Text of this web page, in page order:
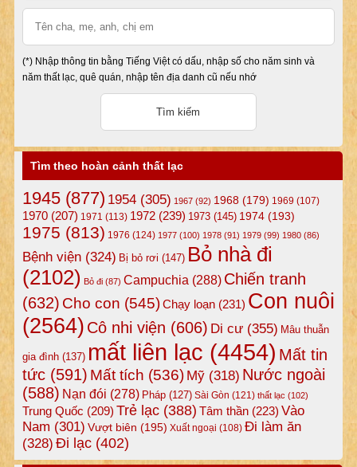
(*) Nhập thông tin bằng Tiếng Việt có dấu, nhập số cho năm sinh và
năm thất lạc, quê quán, nhập tên địa danh cũ nếu nhớ
Tìm theo hoàn cảnh thất lạc
1945(877) 1954(305) 1967(92) 1968(179) 1969 (107)
1970(207) 1971 (113) 1972(239) 1973(145) 1974(193)
1975 (813) 1976 (124) 1977(100) 1978(91) 1979(99) 1980(86)
Bệnh viện(324) Bị bỏ rơi (147) Bỏ nhà đi
(2102) Bỏ đi(87) Campuchia (288) Chiến tranh
(632) Cho con (545)Chạy loạn(231) Con nuôi
(2564) Cô nhi viện (606) Di cư(355) Mâu thuẫn
gia đình(137) mất liên lạc (4454) Mất tin
tức(591) Mất tích (536) Mỹ(318) Nước ngoài
(588) Nạn đói (278) Pháp(127) Sài Gòn (121) thất lạc (102)
Trung Quốc (209) Trẻ lạc(388) Tâm thần(223) Vào
Nam (301) Vượt biên (195) Xuất ngoại (108) Đi làm ăn
(328) Đi lạc(402)